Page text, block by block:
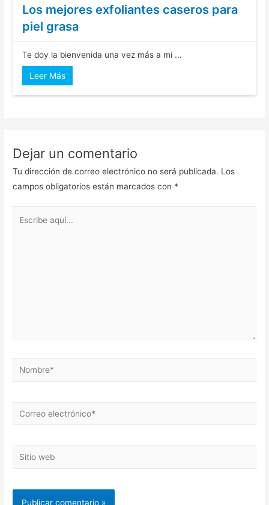
Los mejores exfoliantes caseros para
piel grasa
Te doy la bienvenida una vez más a mi ...
Leer Más
Dejar un comentario
Tu dirección de correo electrónico no será publicada. Los
campos obligatorios están marcados con *
Nombre*
Correo
Sitio